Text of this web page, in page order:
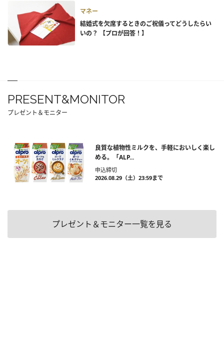
マネー
結婚式を欠席するときのご祝儀ってどうしたらい
いの？ 【プロが回答！】
PRESENT&MONITOR
プレゼント＆モニター
良質な植物性ミルクを、手軽においしく楽し
める。「ALP...
申込締切
2026.08.29（土）23:59まで
プレゼント＆モニター一覧を見る